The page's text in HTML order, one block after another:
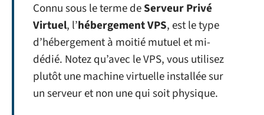
Connu sous le terme deServeur Privé
Virtuel, l’hébergement VPS, est le type
d’hébergement à moitié mutuel et mi-
dédié. Notez qu’avec le VPS, vous utilisez
plutôt une machine virtuelle installée sur
un serveur et non une qui soit physique.